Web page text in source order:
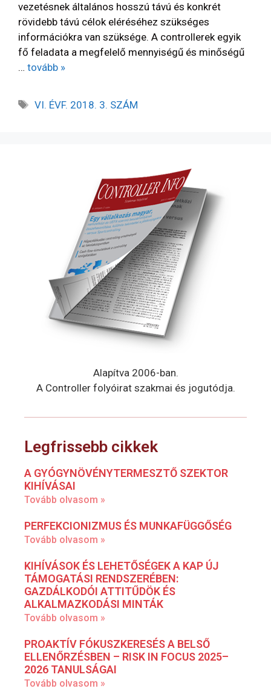
vezetésnek általános hosszú távú és konkrét
rövidebb távú célok eléréséhez szükséges
információkra van szüksége. A controllerek egyik
fő feladata a megfelelő mennyiségű és minőségű
… tovább »
VI. ÉVF. 2018. 3. SZÁM
Alapítva 2006-ban.
A Controller folyóirat szakmai és jogutódja.
Legfrissebb cikkek
A GYÓGYNÖVÉNYTERMESZTŐ SZEKTOR
KIHÍVÁSAI
Tovább olvasom »
PERFEKCIONIZMUS ÉS MUNKAFÜGGŐSÉG
Tovább olvasom »
KIHÍVÁSOK ÉS LEHETŐSÉGEK A KAP ÚJ
TÁMOGATÁSI RENDSZERÉBEN:
GAZDÁLKODÓI ATTITŰDÖK ÉS
ALKALMAZKODÁSI MINTÁK
Tovább olvasom »
PROAKTÍV FÓKUSZKERESÉS A BELSŐ
ELLENŐRZÉSBEN – RISK IN FOCUS 2025–
2026 TANULSÁGAI
Tovább olvasom »